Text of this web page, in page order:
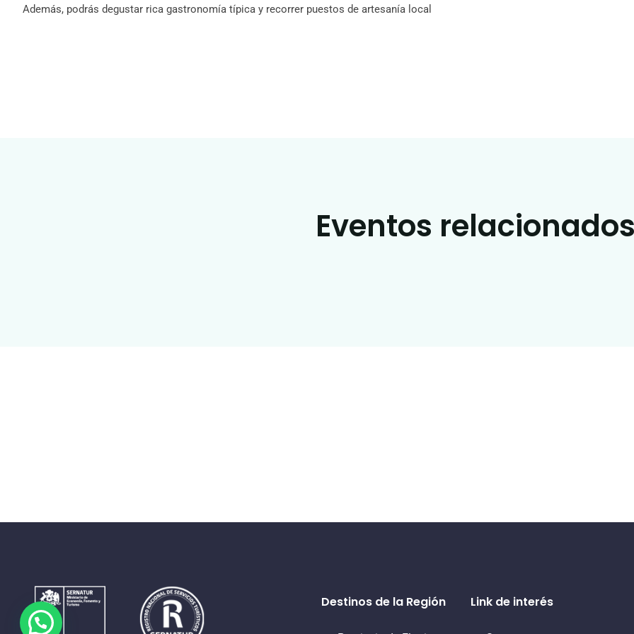
Además, podrás degustar rica gastronomía típica y recorrer puestos de artesanía local
Eventos
Destinos de la Región Link de interés